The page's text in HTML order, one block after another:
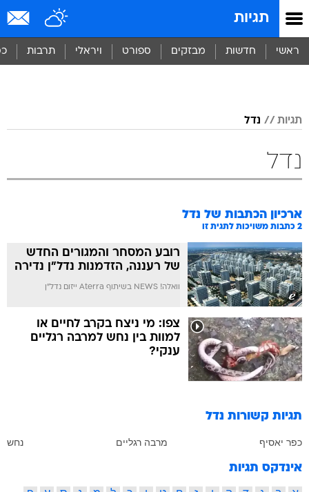
תגיות
ראשי חדשות מבזקים ספורט ויראלי תרבות
תגיות נדל
נדל
ארכיון הכתבות של נדל
2 כתבות משויכות לתגית זו
רובע המסחר והמגורים החדש
של רעננה, הזדמנות נדל"ן נדירה
וואלה! NEWS בשיתוף Aterra ייזום נדל"ן
צפו: מי ניצח בקרב לחיים או
למוות בין נחש למרבה רגליים
ענקי?
תגיות קשורות נדל
כפר יאסיף מרבה רגליים נחש
אינדקס תגיות